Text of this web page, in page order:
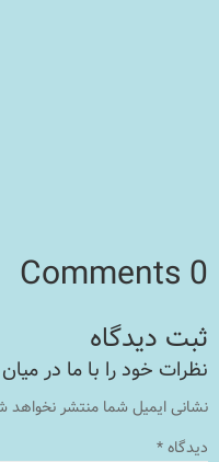
0 Comments
نشانی ایمیل شما منتشر نخواهد
دیدگاه*